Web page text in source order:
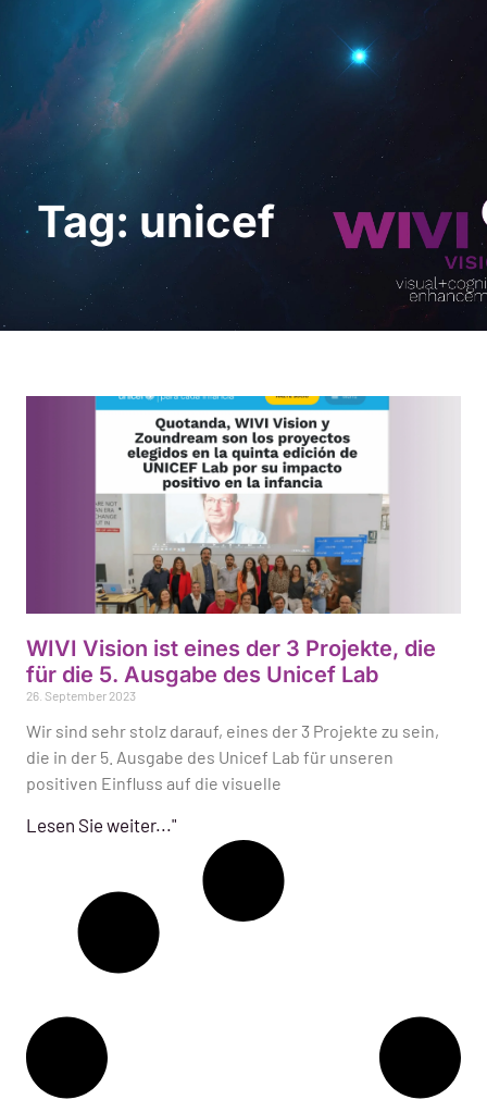
Demo anfordern
Tag: unicef
WIVI Vision ist eines der 3 Projekte, die
für die 5. Ausgabe des Unicef Lab
26. September 2023
Wir sind sehr stolz darauf, eines der 3 Projekte zu sein,
die in der 5. Ausgabe des Unicef Lab für unseren
positiven Einfluss auf die visuelle
Lesen Sie weiter..."